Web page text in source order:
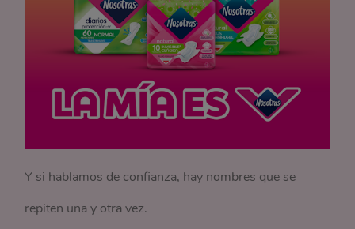
Y si hablamos de confianza, hay nombres que se
repiten una y otra vez.